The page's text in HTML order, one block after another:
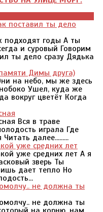
поставил ты дело
подходят годы А ты
и суровый Говорим
ты дело сразу Дядька
Димы друга)
на небо, мы же здесь
Ушел, куда же
вокруг цветёт Когда
Вся в траве
играла Где
далее.........
уже средних лет
уже средних лет А я
зверь Ты
дает тепло Но
не должна ты
не должна ты